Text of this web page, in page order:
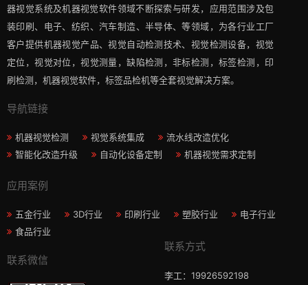
器视觉系统及机器视觉软件领域不断探索与研发​，应用范围涉及包
装印刷、电子、纺织、汽车制造、半导体、等领域，为各行业工厂
客户提供机器视觉产品、视觉自动检测技术、视觉检测设备，视觉
定位，视觉对位，视觉测量，缺陷检测，非标检测，标签检测，印
刷检测，机器视觉软件，标签品检机等​全套视觉解决方案​。
导航链接
机器视觉检测 视觉系统集成
流水线改造优化
智能化改造升级
自动化设备定制 机器视觉需求定制
应用案例
五金行业 3D行业 印刷行业 塑胶行业
电子行业
食品行业
联系微信
联系方式
李工：19926592198